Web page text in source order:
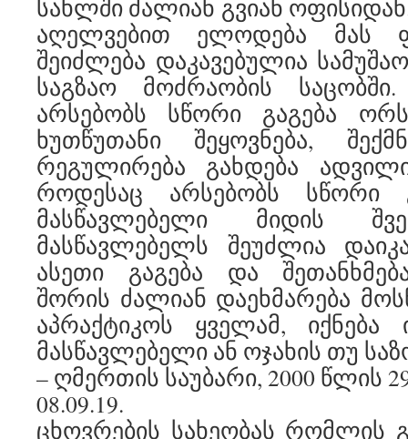
სახლში ძალიან გვიან
აღელვებით ელოდება მას
შეიძლება დაკავებულია
საგზაო მოძრაობის
არსებობს სწორი გაგება
ხუთწუთანი შეყოვნება,
რეგულირება გახდება
როდესაც არსებობს სწორი
მასწავლებელი მიდის
მასწავლებელს შეუძლია
ასეთი გაგება და
შორის ძალიან დაეხმარება
აპრაქტიკოს ყველამ,
მასწავლებელი ან ოჯახის თუ
– ღმერთის საუბარი, 2000 წლის
08.09.19.
ცხოვრების სახეობას რომლის